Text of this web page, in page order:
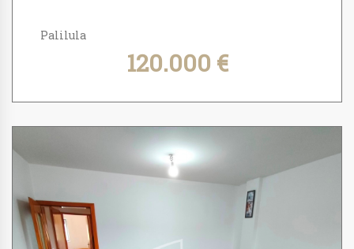
Palilula
120.000 €